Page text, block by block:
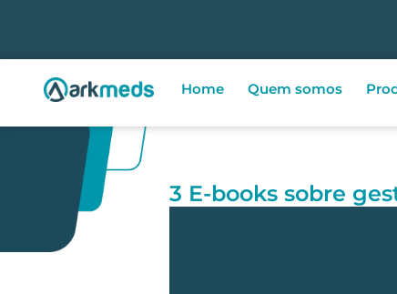
Home Quem somos
3 E-books sobre